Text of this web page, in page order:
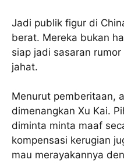
Jadi publik figur di
berat. Mereka bukan
siap jadi sasaran
jahat.
Menurut pemberitaan,
dimenangkan Xu Kai.
diminta minta maaf
kompensasi kerugian
mau merayakannya